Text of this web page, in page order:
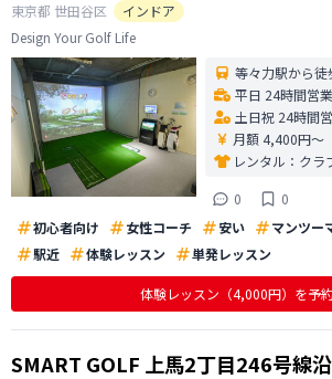
東京都 世田谷区
インドア
Design Your Golf Life
等々力駅から徒
平日 24時間営業
土日祝 24時間
月額 4,400円〜
レンタル： クラ
0
0
初心者向け
女性コーチ 安い マンツー
駅近
体験レッスン 単発レッスン
体験レッスン （4,000円） を予
SMART GOLF 上馬2丁目246号線